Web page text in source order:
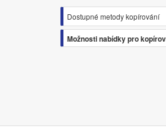
Dostupné metody kopírování
Možnosti nabídky pro